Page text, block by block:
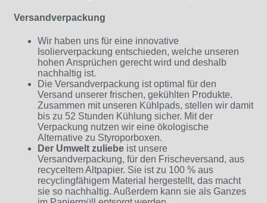
Versandverpackung
Wir haben uns für eine innovative
Isolierverpackung entschieden, welche unseren
hohen Ansprüchen gerecht wird und deshalb
nachhaltig ist.
Die Versandverpackung ist optimal für den
Versand unserer frischen, gekühlten Produkte.
Zusammen mit unseren Kühlpads, stellen wir damit
bis zu 52 Stunden Kühlung sicher. Mit der
Verpackung nutzen wir eine ökologische
Alternative zu Styroporboxen.
Der Umwelt zuliebe ist unsere
Versandverpackung, für den Frischeversand, aus
recyceltem Altpapier. Sie ist zu 100 % aus
recyclingfähigem Material hergestellt, das macht
sie so nachhaltig. Außerdem kann sie als Ganzes